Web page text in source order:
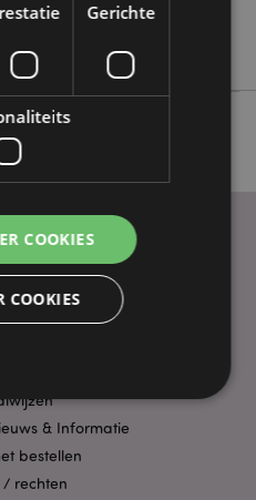
LINKS
& Informatie
bestellen
/ rechten
Gerichte
COOKIES
COOKIES